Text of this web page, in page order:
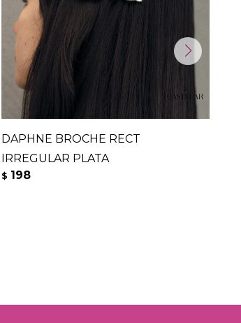
DAPHNE BROCHE RECT
IRREGULAR PLATA
$ 198